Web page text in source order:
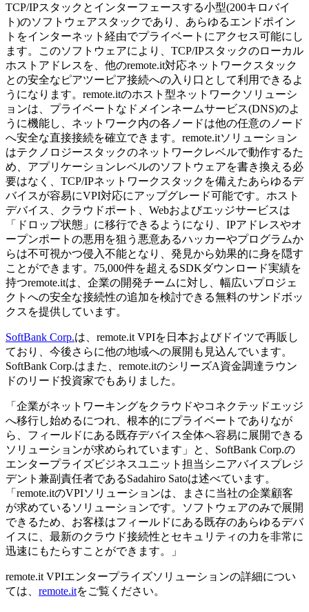
TCP/IPスタックとインターフェースする小型(200キロバイ
ト)のソフトウェアスタックであり、あらゆるエンドポイン
トをインターネット経由でプライベートにアクセス可能にし
ます。このソフトウェアにより、TCP/IPスタックのローカル
ホストアドレスを、他のremote.it対応ネットワークスタック
との安全なピアツーピア接続への入り口として利用できるよ
うになります。remote.itのホスト型ネットワークソリューシ
ョンは、プライベートなドメインネームサービス(DNS)のよ
うに機能し、ネットワーク内の各ノードは他の任意のノード
へ安全な直接接続を確立できます。remote.itソリューション
はテクノロジースタックのネットワークレベルで動作するた
め、アプリケーションレベルのソフトウェアを書き換える必
要はなく、TCP/IPネットワークスタックを備えたあらゆるデ
バイスが容易にVPI対応にアップグレード可能です。ホスト
デバイス、クラウドポート、Webおよびエッジサービスは
「ドロップ状態」に移行できるようになり、IPアドレスやオ
ープンポートの悪用を狙う悪意あるハッカーやプログラムか
らは不可視かつ侵入不能となり、発見から効果的に身を隠す
ことができます。75,000件を超えるSDKダウンロード実績を
持つremote.itは、企業の開発チームに対し、幅広いプロジェ
クトへの安全な接続性の追加を検討できる無料のサンドボッ
クスを提供しています。
SoftBank Corp.は、remote.it VPIを日本およびドイツで再販し
ており、今後さらに他の地域への展開も見込んでいます。
SoftBank Corp.はまた、remote.itのシリーズA資金調達ラウン
ドのリード投資家でもありました。
「企業がネットワーキングをクラウドやコネクテッドエッジ
へ移行し始めるにつれ、根本的にプライベートでありなが
ら、フィールドにある既存デバイス全体へ容易に展開できる
ソリューションが求められています」と、SoftBank Corp.の
エンタープライズビジネスユニット担当シニアバイスプレジ
デント兼副責任者であるSadahiro Satoは述べています。
「remote.itのVPIソリューションは、まさに当社の企業顧客
が求めているソリューションです。ソフトウェアのみで展開
できるため、お客様はフィールドにある既存のあらゆるデバ
イスに、最新のクラウド接続性とセキュリティの力を非常に
迅速にもたらすことができます。」
remote.it VPIエンタープライズソリューションの詳細につい
ては、 remote.itをご覧ください。